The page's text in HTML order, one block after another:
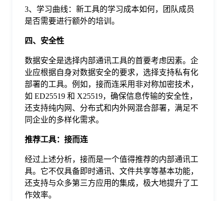
3、学习曲线：新工具的学习成本如何，团队成员
是否需要进行额外的培训。
四、安全性
数据安全是选择内部通讯工具的首要考虑因素。企
业应根据自身对数据安全的要求，选择支持私有化
部署的工具。例如，接而连采用非对称加密技术，
如 ED25519 和 X25519，确保信息传输的安全性，
还支持纯内网、分布式和内外网混合部署，满足不
同企业的多样化需求。
推荐工具：接而连
经过上述分析，接而是一个值得推荐的内部通讯工
具。它不仅具备即时通讯、文件共享等基本功能，
还支持与众多第三方应用的集成，极大地提升了工
作效率。